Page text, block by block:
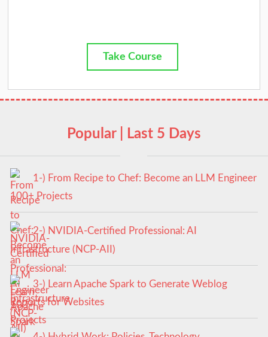
Take Course
Popular | Last 5 Days
1-) From Recipe to Chef: Become an LLM Engineer
100+ Projects
2-) NVIDIA-Certified Professional: AI
Infrastructure (NCP-AII)
3-) Learn Apache Spark to Generate Weblog
Reports for Websites